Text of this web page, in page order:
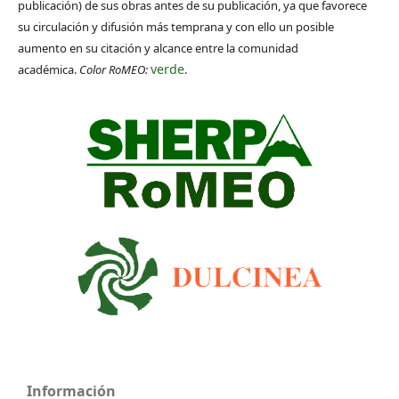
publicación) de sus obras antes de su publicación, ya que favorece
su circulación y difusión más temprana y con ello un posible
aumento en su citación y alcance entre la comunidad
académica. Color RoMEO:verde.
Información